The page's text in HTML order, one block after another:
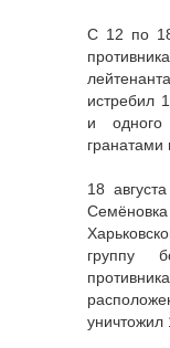
С 12 по 18
истребил
и
гранатами
18
группу
уничтожил